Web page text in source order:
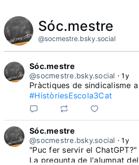
Sóc.mestre
@socmestre.bsky.social
Sóc.mestre
@socmestre.bsky.social ⋅1y
#HistòriesEscola3Cat
Sóc.mestre
@socmestre.bsky.social ⋅1y
"Puc fer servir el ChatGPT?"
La pregunta de l'alumnat del